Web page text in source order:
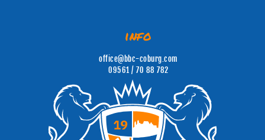
info
office@bbc-coburg.com
09561 / 70 88 782